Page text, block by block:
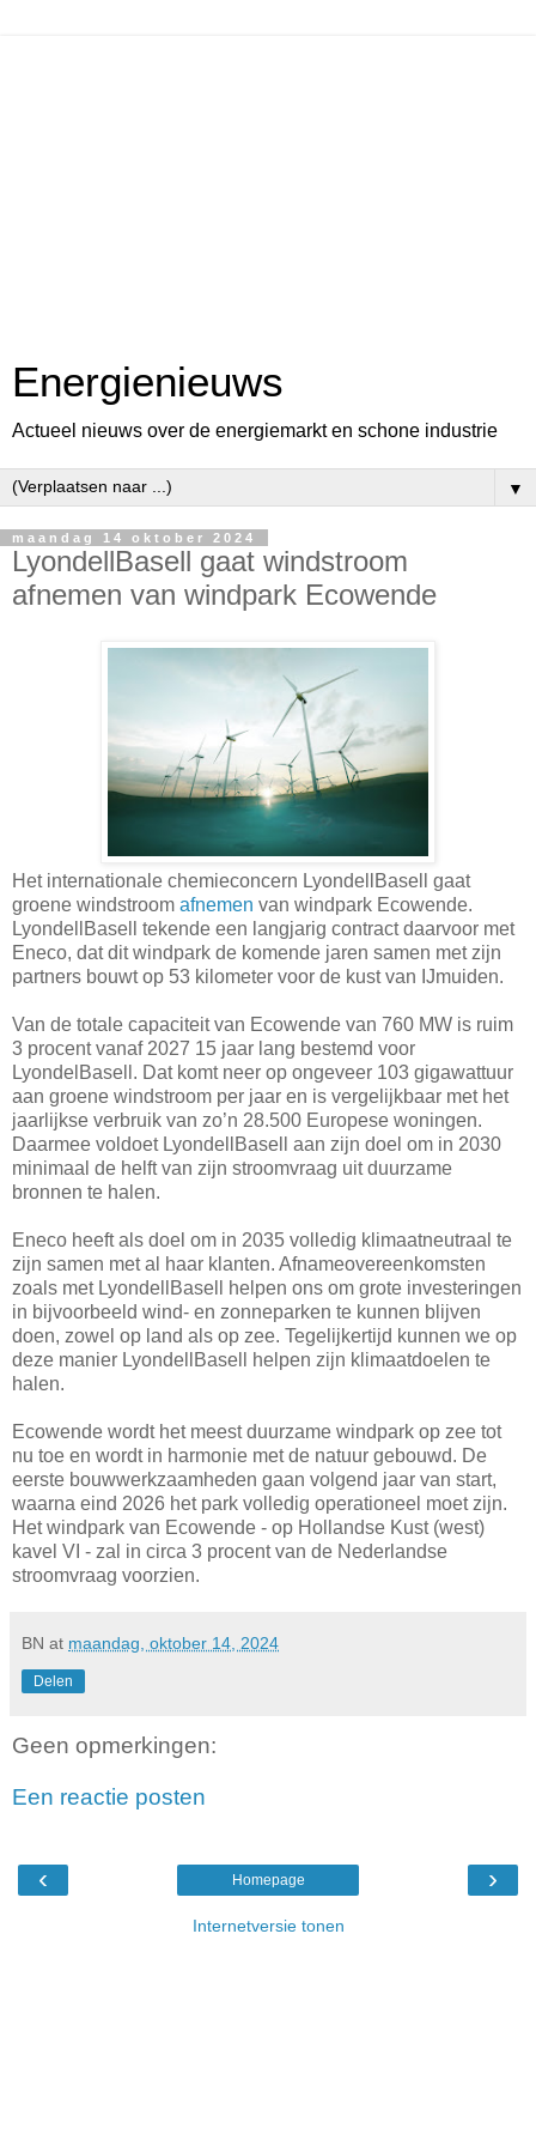
Energienieuws
Actueel nieuws over de energiemarkt en schone industrie
▼
maandag 14 oktober 2024
LyondellBasell gaat windstroom
afnemen van windpark Ecowende
Het internationale chemieconcern LyondellBasell gaat
groene windstroom afnemen van windpark Ecowende.
LyondellBasell tekende een langjarig contract daarvoor met
Eneco, dat dit windpark de komende jaren samen met zijn
partners bouwt op 53 kilometer voor de kust van IJmuiden.
Van de totale capaciteit van Ecowende van 760 MW is ruim
3 procent vanaf 2027 15 jaar lang bestemd voor
LyondelBasell. Dat komt neer op ongeveer 103 gigawattuur
aan groene windstroom per jaar en is vergelijkbaar met het
jaarlijkse verbruik van zo’n 28.500 Europese woningen.
Daarmee voldoet LyondellBasell aan zijn doel om in 2030
minimaal de helft van zijn stroomvraag uit duurzame
bronnen te halen.
Eneco heeft als doel om in 2035 volledig klimaatneutraal te
zijn samen met al haar klanten. Afnameovereenkomsten
zoals met LyondellBasell helpen ons om grote investeringen
in bijvoorbeeld wind- en zonneparken te kunnen blijven
doen, zowel op land als op zee. Tegelijkertijd kunnen we op
deze manier LyondellBasell helpen zijn klimaatdoelen te
halen.
Ecowende wordt het meest duurzame windpark op zee tot
nu toe en wordt in harmonie met de natuur gebouwd. De
eerste bouwwerkzaamheden gaan volgend jaar van start,
waarna eind 2026 het park volledig operationeel moet zijn.
Het windpark van Ecowende - op Hollandse Kust (west)
kavel VI - zal in circa 3 procent van de Nederlandse
stroomvraag voorzien.
BN at maandag, oktober 14, 2024
Delen
Geen opmerkingen:
Een reactie posten
‹ ›
Homepage
Internetversie tonen